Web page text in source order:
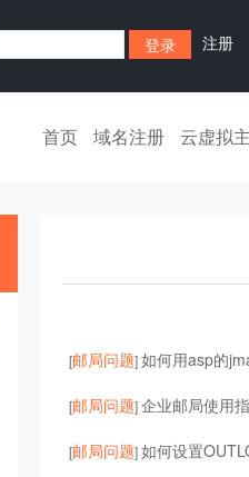
注册
首页 域名注册 云虚拟
[邮局问题]如何用asp的
[邮局问题]企业邮局使用
[邮局问题]如何设置